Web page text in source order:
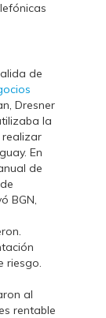
de
Dresner
la
En
de
BGN,
riesgo.
al
rentable